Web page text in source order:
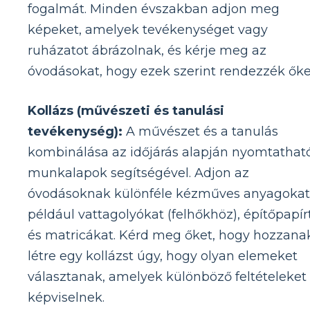
fogalmát. Minden évszakban adjon meg
képeket, amelyek tevékenységet vagy
ruházatot ábrázolnak, és kérje meg az
óvodásokat, hogy ezek szerint rendezzék
Kollázs (művészeti és tanulási
tevékenység): A művészet és a tanulás
kombinálása az időjárás alapján
munkalapok segítségével. Adjon az
óvodásoknak különféle kézműves
például vattagolyókat (felhőkhöz),
és matricákat. Kérd meg őket, hogy
létre egy kollázst úgy, hogy olyan elemeket
választanak, amelyek különböző feltételeket
képviselnek.